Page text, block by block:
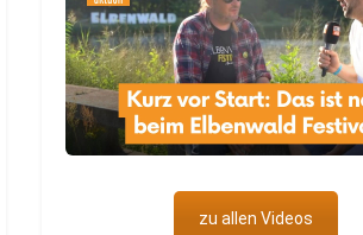
zu allen Videos